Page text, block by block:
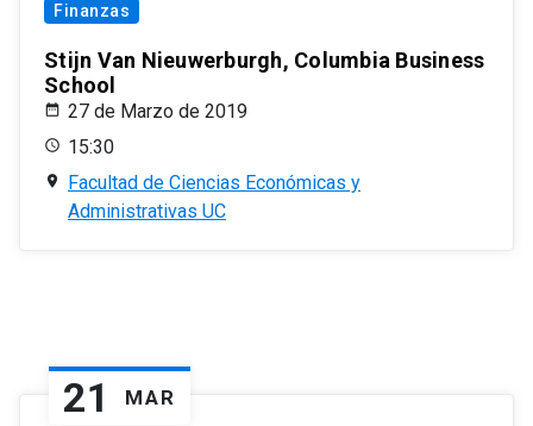
Finanzas
Stijn Van Nieuwerburgh, Columbia Business
School
27 de Marzo de 2019
15:30
Facultad de Ciencias Económicas y
Administrativas UC
21 MAR